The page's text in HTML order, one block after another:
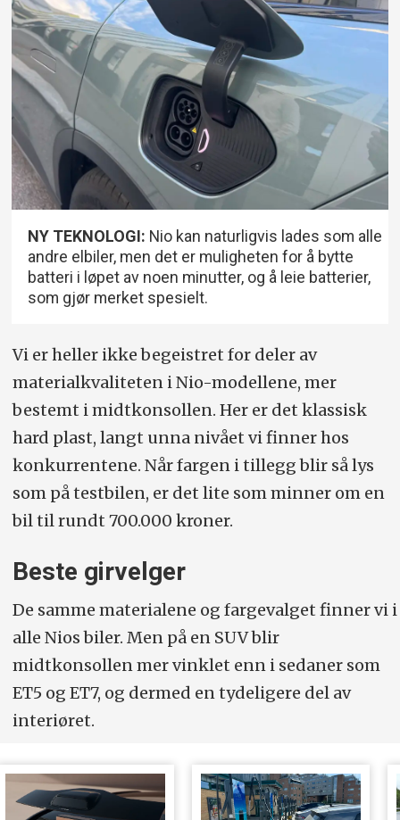
NY TEKNOLOGI: Nio kan naturligvis lades som alle
andre elbiler, men det er muligheten for å bytte
batteri i løpet av noen minutter, og å leie batterier,
som gjør merket spesielt.
Vi er heller ikke begeistret for deler av
materialkvaliteten i Nio-modellene, mer
bestemt i midtkonsollen. Her er det klassisk
hard plast, langt unna nivået vi finner hos
konkurrentene. Når fargen i tillegg blir så lys
som på testbilen, er det lite som minner om en
bil til rundt 700.000 kroner.
Beste girvelger
De samme materialene og fargevalget finner vi i
alle Nios biler. Men på en SUV blir
midtkonsollen mer vinklet enn i sedaner som
ET5 og ET7, og dermed en tydeligere del av
interiøret.